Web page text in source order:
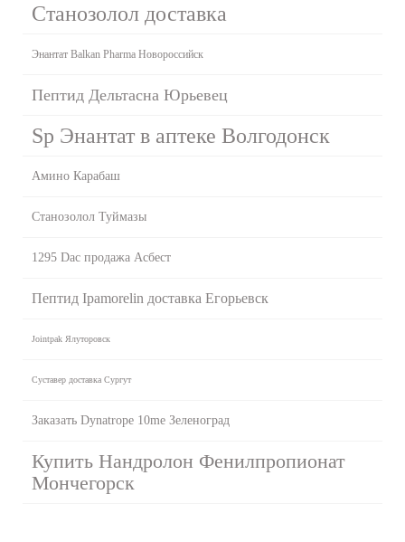
Станозолол доставка
Энантат Balkan Pharma Новороссийск
Пептид Дельтасна Юрьевец
Sp Энантат в аптеке Волгодонск
Амино Карабаш
Станозолол Туймазы
1295 Dac продажа Асбест
Пептид Ipamorelin доставка Егорьевск
Jointpak Ялуторовск
Суставер доставка Сургут
Заказать Dynatrope 10me Зеленоград
Купить Нандролон Фенилпропионат
Мончегорск